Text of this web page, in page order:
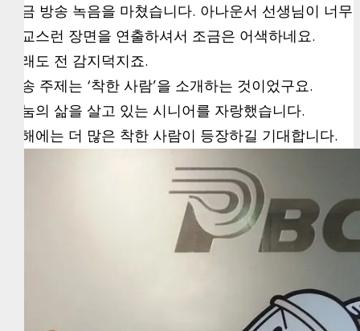
방금 방송 녹음을 마쳤습니다. 아나운서 선생님이 너무
애교스런 장면을 연출하셔서 조금은 어색하네요.
그래도 전 감지덕지죠.
방송 주제는 ‘착한 사람’을 소개하는 것이었구요.
나눔의 삶을 살고 있는 시니어를 자랑했습니다.
새해에는 더 많은 착한 사람이 등장하길 기대합니다.